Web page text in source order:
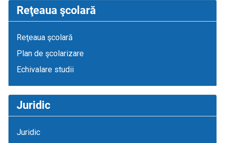
Reţeaua şcolară
Reţeaua şcolară
Plan de şcolarizare
Echivalare studii
Juridic
Juridic